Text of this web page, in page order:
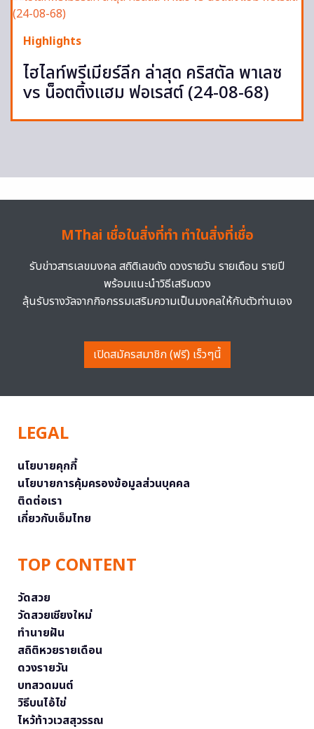
Highlights
ไฮไลท์พรีเมียร์ลีก ล่าสุด คริสตัล พาเลซ
vs น็อตติ้งแฮม ฟอเรสต์ (24-08-68)
MThai เชื่อในสิ่งที่ทำ ทำในสิ่งที่เชื่อ
รับข่าวสารเลขมงคล สถิติเลขดัง ดวงรายวัน รายเดือน รายปี
พร้อมแนะนำวิธีเสริมดวง
ลุ้นรับรางวัลจากกิจกรรมเสริมความเป็นมงคลให้กับตัวท่านเอง
เปิดสมัครสมาชิก (ฟรี) เร็วๆนี้
LEGAL
นโยบายคุกกี้
นโยบายการคุ้มครองข้อมูลส่วนบุคคล
ติดต่อเรา
เกี่ยวกับเอ็มไทย
TOP CONTENT
วัดสวย
วัดสวยเชียงใหม่
ทำนายฝัน
สถิติหวยรายเดือน
ดวงรายวัน
บทสวดมนต์
วิธีบนไอ้ไข่
ไหว้ท้าวเวสสุวรรณ